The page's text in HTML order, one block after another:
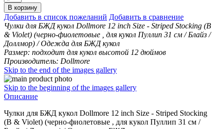
В корзину
Добавить в список пожеланий Добавить в сравнение
Чулки для БЖД кукол Dollmore 12 inch Size - Striped Stocking (B
& Violet) (черно-фиолетовые , для кукол Пуллип 31 см / Блайз /
Доллмор) / Одежда для БЖД кукол
Размер: подходит для кукол высотой 12 дюймов
Производитель: Dollmore
Skip to the end of the images gallery
Skip to the beginning of the images gallery
Описание
Чулки для БЖД кукол Dollmore 12 inch Size - Striped Stocking
(B & Violet) (черно-фиолетовые , для кукол Пуллип 31 см /